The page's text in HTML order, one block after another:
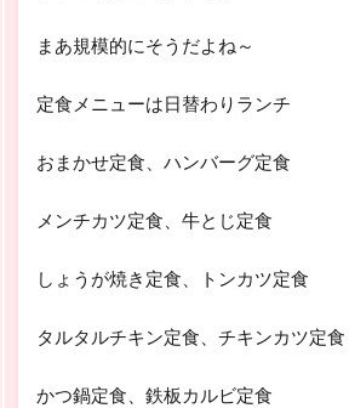
まあ規模的にそうだよね～
定食メニューは日替わりランチ
おまかせ定食、ハンバーグ定食
メンチカツ定食、牛とじ定食
しょうが焼き定食、トンカツ定食
タルタルチキン定食、チキンカツ定食
かつ鍋定食、鉄板カルビ定食